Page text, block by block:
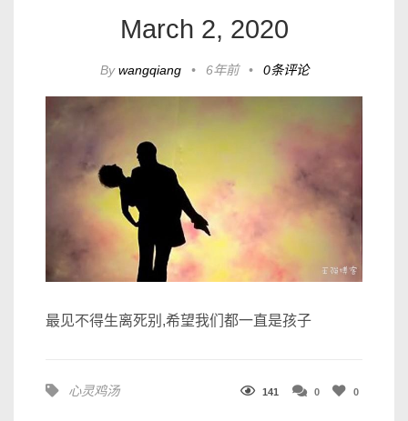
March 2, 2020
Bywangqiang • 6年前 • 0条评论
最见不得生离死别,希望我们都一直是孩子
心灵鸡汤 141 0 0